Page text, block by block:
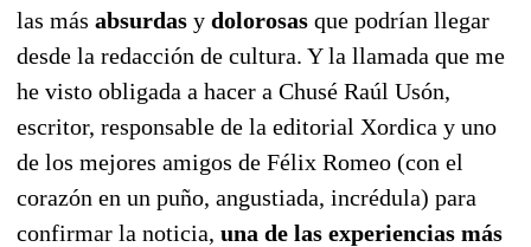
las más absurdas y dolorosas que podrían llegar
desde la redacción de cultura. Y la llamada que me
he visto obligada a hacer a Chusé Raúl Usón,
escritor, responsable de la editorial Xordica y uno
de los mejores amigos de Félix Romeo (con el
corazón en un puño, angustiada, incrédula) para
confirmar la noticia, una de las experiencias más